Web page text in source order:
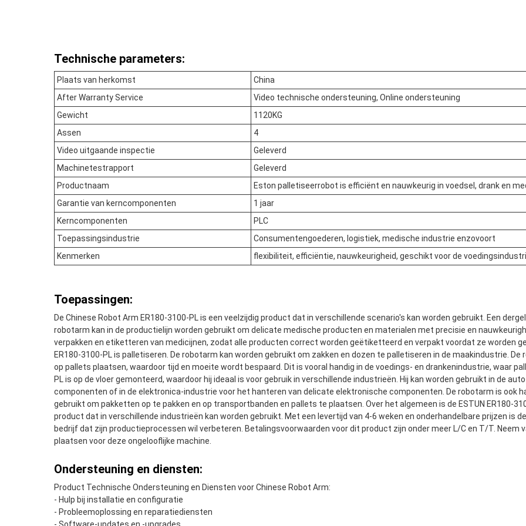
Technische parameters:
Plaats van herkomst
China
After Warranty Service
Video technische ondersteuning, Online ondersteuning
Gewicht
1120KG
Assen
4
Video uitgaande inspectie
Geleverd
Machinetestrapport
Geleverd
Productnaam
Eston palletiseerrobot is efficiënt en nauwkeurig in voedsel, drank en
Garantie van kerncomponenten
1 jaar
Kerncomponenten
PLC
Toepassingsindustrie
Consumentengoederen, logistiek, medische industrie enzovoort
Kenmerken
flexibiliteit, efficiëntie, nauwkeurigheid, geschikt voor de
Toepassingen:
De Chinese Robot Arm ER180-3100-PL is een veelzijdig product dat in verschillende scenario's kan worden gebruikt. Een
robotarm kan in de productielijn worden gebruikt om delicate medische producten en materialen met precisie en
verpakken en etiketteren van medicijnen, zodat alle producten correct worden geëtiketteerd en verpakt voordat ze worden
ER180-3100-PL is palletiseren. De robotarm kan worden gebruikt om zakken en dozen te palletiseren in de maakindustrie.
op pallets plaatsen, waardoor tijd en moeite wordt bespaard. Dit is vooral handig in de voedings- en drankenindustrie, waar
PL is op de vloer gemonteerd, waardoor hij ideaal is voor gebruik in verschillende industrieën. Hij kan worden gebruikt in de
componenten of in de elektronica-industrie voor het hanteren van delicate elektronische componenten. De robotarm is ook
gebruikt om pakketten op te pakken en op transportbanden en pallets te plaatsen. Over het algemeen is de ESTUN ER180-
product dat in verschillende industrieën kan worden gebruikt. Met een levertijd van 4-6 weken en onderhandelbare prijzen is
bedrijf dat zijn productieprocessen wil verbeteren. Betalingsvoorwaarden voor dit product zijn onder meer L/C en T/T.
plaatsen voor deze ongelooflijke machine.
Ondersteuning en diensten:
Product Technische Ondersteuning en Diensten voor Chinese Robot Arm:
- Hulp bij installatie en configuratie
- Probleemoplossing en reparatiediensten
- Software-updates en -upgrades